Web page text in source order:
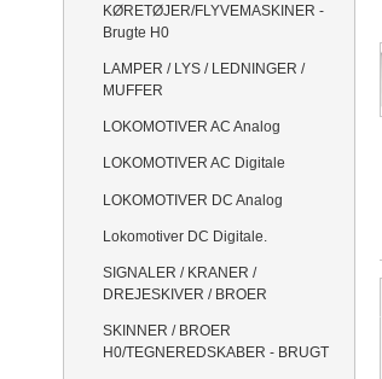
KØRETØJER/FLYVEMASKINER -
Brugte H0
LAMPER / LYS / LEDNINGER /
MUFFER
LOKOMOTIVER AC Analog
LOKOMOTIVER AC Digitale
LOKOMOTIVER DC Analog
Lokomotiver DC Digitale.
SIGNALER / KRANER /
DREJESKIVER / BROER
SKINNER / BROER
H0/TEGNEREDSKABER - BRUGT